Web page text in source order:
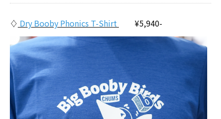
♢ Dry Booby Phonics T-Shirt ¥5,940-